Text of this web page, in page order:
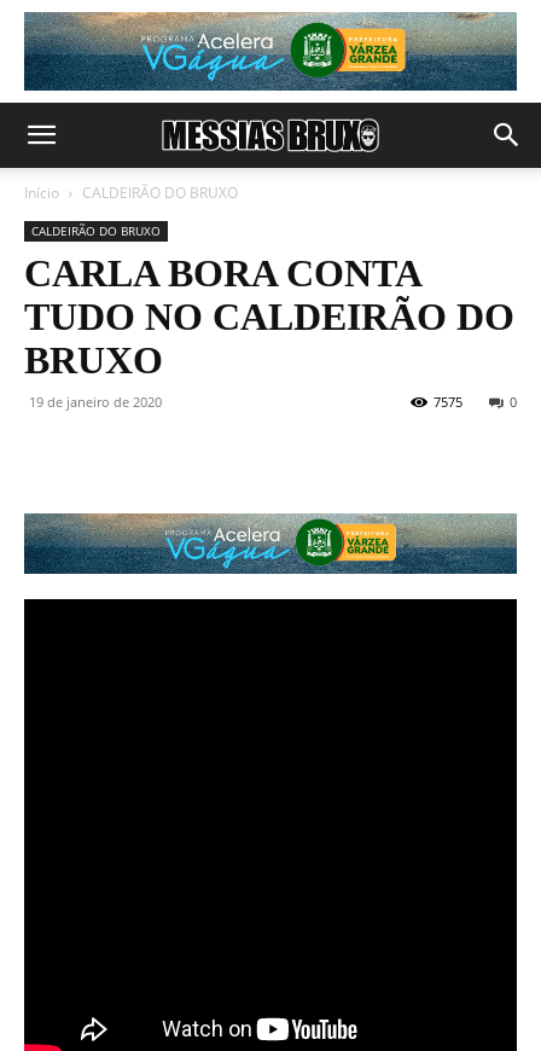
Início CALDEIRÃO DO BRUXO
CALDEIRÃO DO BRUXO
CARLA BORA CONTA
TUDO NO CALDEIRÃO DO
BRUXO
19 de janeiro de 2020 0
7575